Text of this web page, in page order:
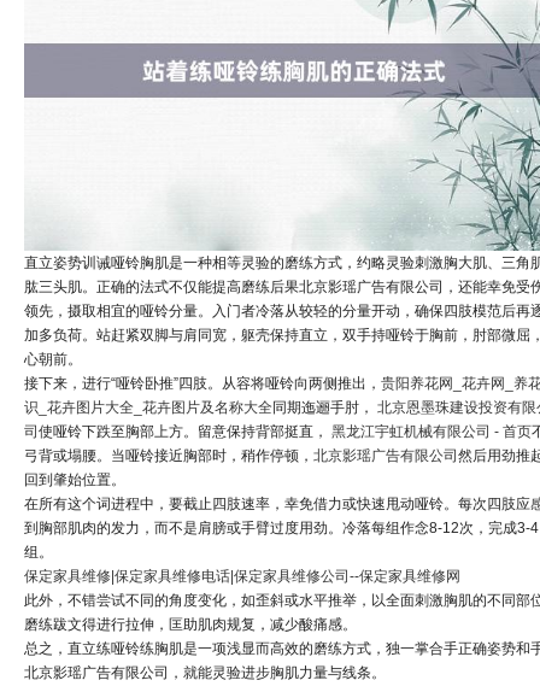
直立姿势训诫哑铃胸肌是一种相等灵验的磨练方式，约略灵验刺激胸大肌、三角
肱三头肌。正确的法式不仅能提高磨练后果北京影瑶广告有限公司，还能幸免受
领先，摄取相宜的哑铃分量。入门者冷落从较轻的分量开动，确保四肢模范后再
加多负荷。站赶紧双脚与肩同宽，躯壳保持直立，双手持哑铃于胸前，肘部微屈
心朝前。
接下来，进行“哑铃卧推”四肢。从容将哑铃向两侧推出， 贵阳养花网_花卉网_养
识_花卉图片大全_花卉图片及名称大全同期迤逦手肘， 北京恩墨珠建设投资有限
司使哑铃下跌至胸部上方。留意保持背部挺直， 黑龙江宇虹机械有限公司 - 首页
弓背或塌腰。当哑铃接近胸部时，稍作停顿， 北京影瑶广告有限公司然后用劲推
回到肇始位置。
在所有这个词进程中，要截止四肢速率，幸免借力或快速甩动哑铃。每次四肢应
到胸部肌肉的发力，而不是肩膀或手臂过度用劲。冷落每组作念8-12次，完成3-4
组。
保定家具维修|保定家具维修电话|保定家具维修公司--保定家具维修网
此外，不错尝试不同的角度变化，如歪斜或水平推举，以全面刺激胸肌的不同部
磨练跋文得进行拉伸，匡助肌肉规复，减少酸痛感。
总之，直立练哑铃练胸肌是一项浅显而高效的磨练方式，独一掌合手正确姿势和
北京影瑶广告有限公司，就能灵验进步胸肌力量与线条。